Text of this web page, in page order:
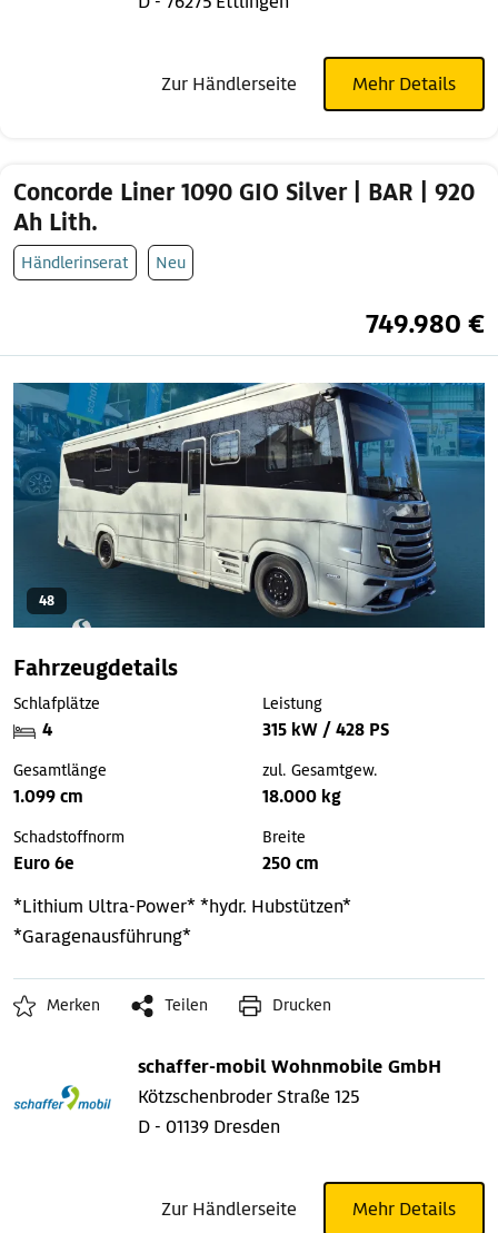
Zur Händlerseite Mehr Details
Concorde Liner 1090 GIO Silver | BAR | 920
Ah Lith.
Händlerinserat Neu
749.980 €
48
Fahrzeugdetails
Schlafplätze
4
Leistung
315 kW / 428 PS
Gesamtlänge
1.099 cm
zul. Gesamtgew.
18.000 kg
Schadstoffnorm
Euro 6e
Breite
250 cm
*Lithium Ultra-Power**hydr. Hubstützen*
*Garagenausführung*
Merken Teilen Drucken
schaffer-mobil Wohnmobile GmbH
Kötzschenbroder Straße 125
D - 01139 Dresden
Zur Händlerseite Mehr Details